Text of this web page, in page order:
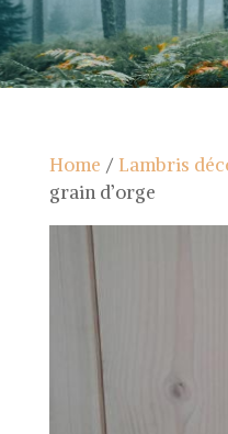
Home / Lambris
grain d’orge